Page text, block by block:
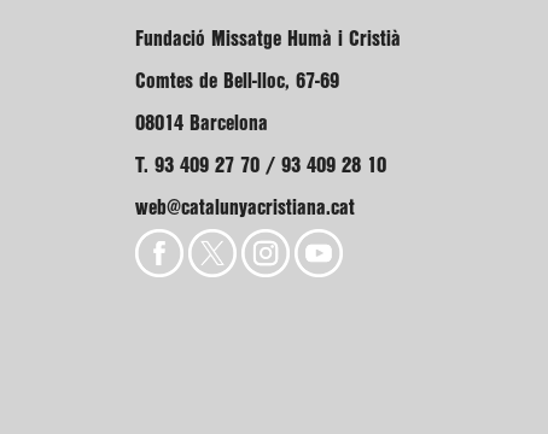
Fundació Missatge Humà i Cristià
Comtes de Bell-lloc, 67-69
08014 Barcelona
T. 93 409 27 70 / 93 409 28 10
web@catalunyacristiana.cat